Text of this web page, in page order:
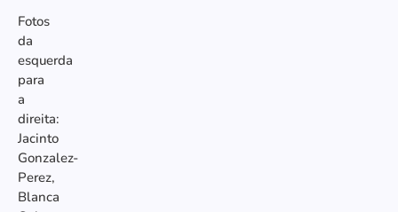
Fotos
da
esquerda
para
a
direita:
Jacinto
Gonzalez-
Perez,
Blanca